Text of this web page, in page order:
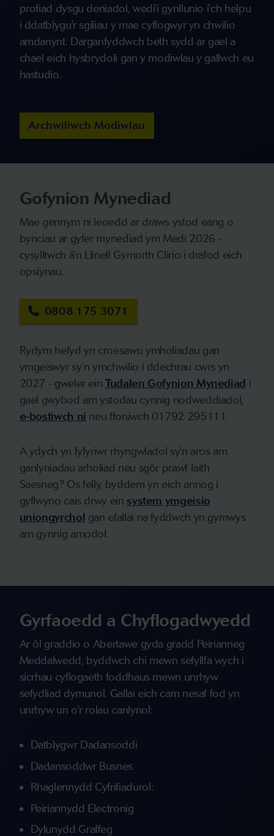
profiad dysgu deniadol, wedi'i gynllunio i'ch helpu
i ddatblygu'r sgiliau y mae cyflogwyr yn chwilio
amdanynt. Darganfyddwch beth sydd ar gael a
chael eich hysbrydoli gan y modiwlau y gallwch eu
hastudio.
Archwiliwch Modiwlau
Gofynion Mynediad
Mae gennym ni leoedd ar draws ystod eang o
bynciau ar gyfer mynediad ym Medi 2026 -
cysylltwch â'n Llinell Gymorth Clirio i drafod eich
opsiynau.
0808 175 3071
Rydym hefyd yn croesawu ymholiadau gan
ymgeiswyr sy’n ymchwilio i ddechrau cwrs yn
2027 - gweler einTudalen Gofynion Mynediad i
gael gwybod am ystodau cynnig nodweddiadol,
e-bostiwch ni neu ffoniwch 01792 295111.
A ydych yn fyfyriwr rhyngwladol sy'n aros am
ganlyniadau arholiad neu sgôr prawf Iaith
Saesneg? Os felly, byddem yn eich annog i
gyflwyno cais drwy ein system ymgeisio
uniongyrchol gan efallai na fyddwch yn gymwys
am gynnig amodol.
Gyrfaoedd a Chyflogadwyedd
Ar ôl graddio o Abertawe gyda gradd Peirianneg
Meddalwedd, byddwch chi mewn sefyllfa wych i
sicrhau cyflogaeth foddhaus mewn unrhyw
sefydliad dymunol. Gallai eich cam nesaf fod yn
unrhyw un o'r rolau canlynol:
Datblygwr Dadansoddi
Dadansoddwr Busnes
Rhaglennydd Cyfrifiadurol:
Peiriannydd Electronig
Dylunydd Graffeg